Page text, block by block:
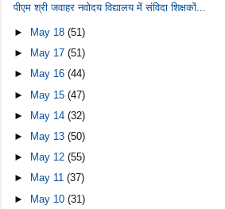
पीएम श्री जवाहर नवोदय विद्यालय में संविदा शिक्षकों...
► May 18(51)
►
May 17(51)
►
May 16(44)
► May 15(47)
►
May 14(32)
►
May 13(50)
►
May 12(55)
►
May 11(37)
► May 10(31)